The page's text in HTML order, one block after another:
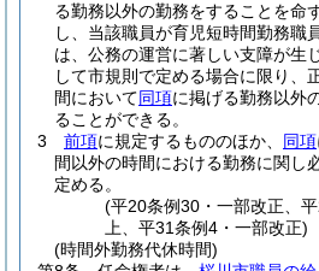
る勤務以外の勤務をすることを命
し、当該職員が育児短時間勤務職
は、公務の運営に著しい支障が生
して市規則で定める場合に限り、
間において同項に掲げる勤務以外
ることができる。
3
前項に規定するもののほか、 同項
間以外の時間における勤務に関し
定める。
(平20条例30・一部改正、
上、平31条例4・一部改正)
(時間外勤務代休時間)